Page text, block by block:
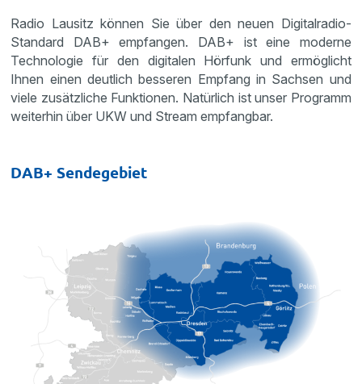
Radio Lausitz können Sie über den neuen Digitalradio-
Standard DAB+ empfangen. DAB+ ist eine moderne
Technologie für den digitalen Hörfunk und ermöglicht
Ihnen einen deutlich besseren Empfang in Sachsen und
viele zusätzliche Funktionen. Natürlich ist unser Programm
weiterhin über UKW und Stream empfangbar.
DAB+ Sendegebiet